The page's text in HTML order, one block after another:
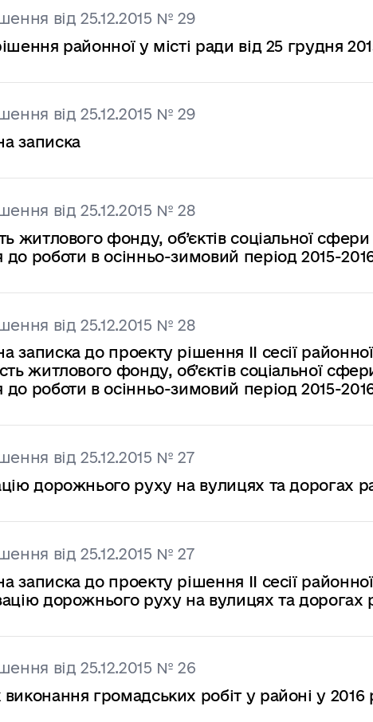
від 25.12.2015 № 29
районної у місті ради від 25 грудня
від 25.12.2015 № 29
записка
від 25.12.2015 № 28
житлового фонду, об’єктів соціальної
роботи в осінньо-зимовий період 2015-
від 25.12.2015 № 28
записка до проекту рішення ІІ сесії
житлового фонду, об’єктів соціальної
роботи в осінньо-зимовий період 2015-
від 25.12.2015 № 27
дорожнього руху на вулицях та дорогах
від 25.12.2015 № 27
записка до проекту рішення ІІ сесії
дорожнього руху на вулицях та дорогах
від 25.12.2015 № 26
громадських робіт у районі у 2016